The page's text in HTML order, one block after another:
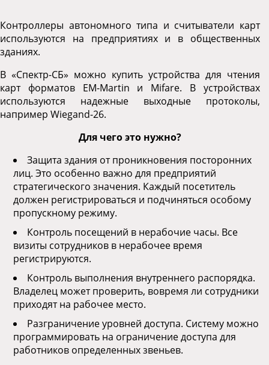
Контроллеры автономного типа и считыватели карт
используются на предприятиях и в общественных
зданиях.
В «Спектр-СБ» можно купить устройства для чтения
карт форматов EM-Martin и Mifare. В устройствах
используются надежные выходные протоколы,
например Wiegand-26.
Для чего это нужно?
Защита здания от проникновения посторонних
лиц. Это особенно важно для предприятий
стратегического значения. Каждый посетитель
должен регистрироваться и подчиняться особому
пропускному режиму.
Контроль посещений в нерабочие часы. Все
визиты сотрудников в нерабочее время
регистрируются.
Контроль выполнения внутреннего распорядка.
Владелец может проверить, вовремя ли сотрудники
приходят на рабочее место.
Разграничение уровней доступа. Систему можно
программировать на ограничение доступа для
работников определенных звеньев.